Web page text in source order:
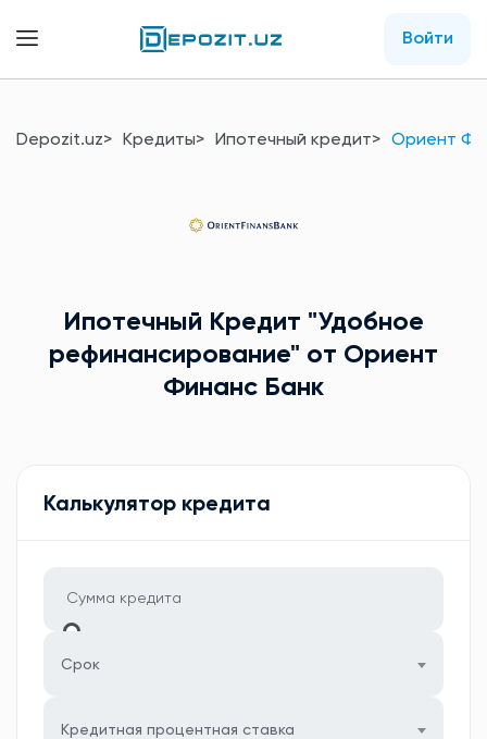
Войти
Depozit.uz Кредиты Ипотечный кредит Ориент
Ипотечный Кредит "Удобное
рефинансирование" от Ориент
Финанс Банк
Калькулятор кредита
Срок
Кредитная процентная ставка